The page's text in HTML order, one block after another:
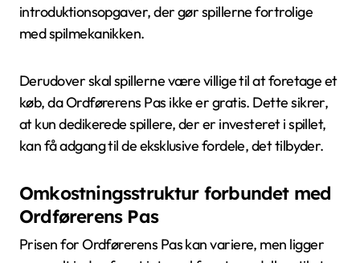
introduktionsopgaver, der gør spillerne fortrolige
med spilmekanikken.
Derudover skal spillerne være villige til at foretage et
køb, da Ordførerens Pas ikke er gratis. Dette sikrer,
at kun dedikerede spillere, der er investeret i spillet,
kan få adgang til de eksklusive fordele, det tilbyder.
Omkostningsstruktur forbundet med
Ordførerens Pas
Prisen for Ordførerens Pas kan variere, men ligger